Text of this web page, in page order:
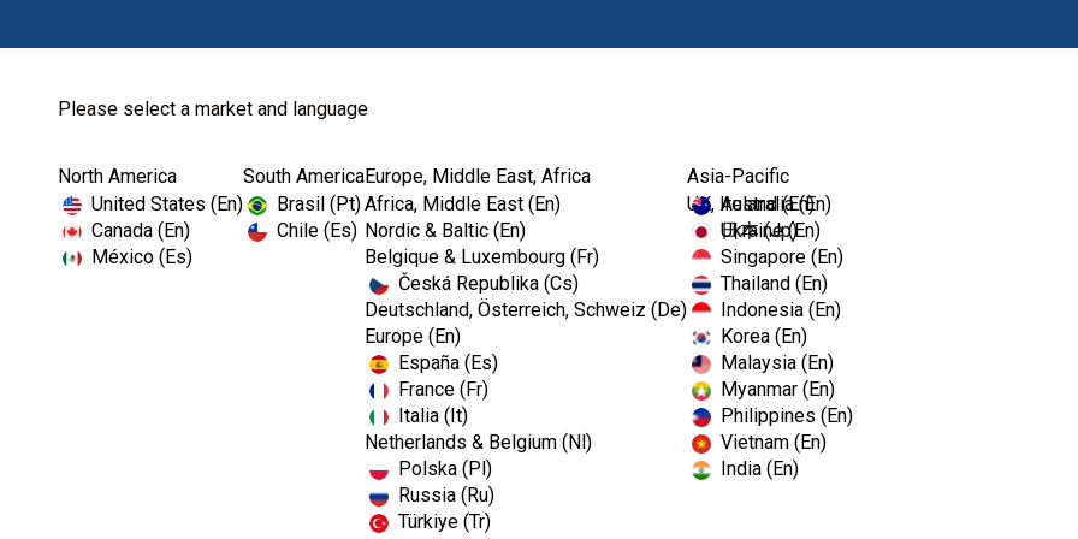
Please select a market and language
North America
United States (En)
Canada (En)
México (Es)
South America
Brasil (Pt)
Chile (Es)
Europe, Middle East, Africa
Africa, Middle East (En)
Nordic & Baltic (En)
Belgique & Luxembourg (Fr)
Česká Republika (Cs)
Deutschland, Österreich, Schweiz (De)
Europe (En)
España (Es)
France (Fr)
Italia (It)
Netherlands & Belgium (Nl)
Polska (Pl)
Russia (Ru)
Türkiye (Tr)
UK, Ireland (En)
Ukraine (En)
Asia-Pacific
Australia (En)
日本 (Jp)
Singapore (En)
Thailand (En)
Indonesia (En)
Korea (En)
Malaysia (En)
Myanmar (En)
Philippines (En)
Vietnam (En)
India (En)
Home Restoratives-EMEA